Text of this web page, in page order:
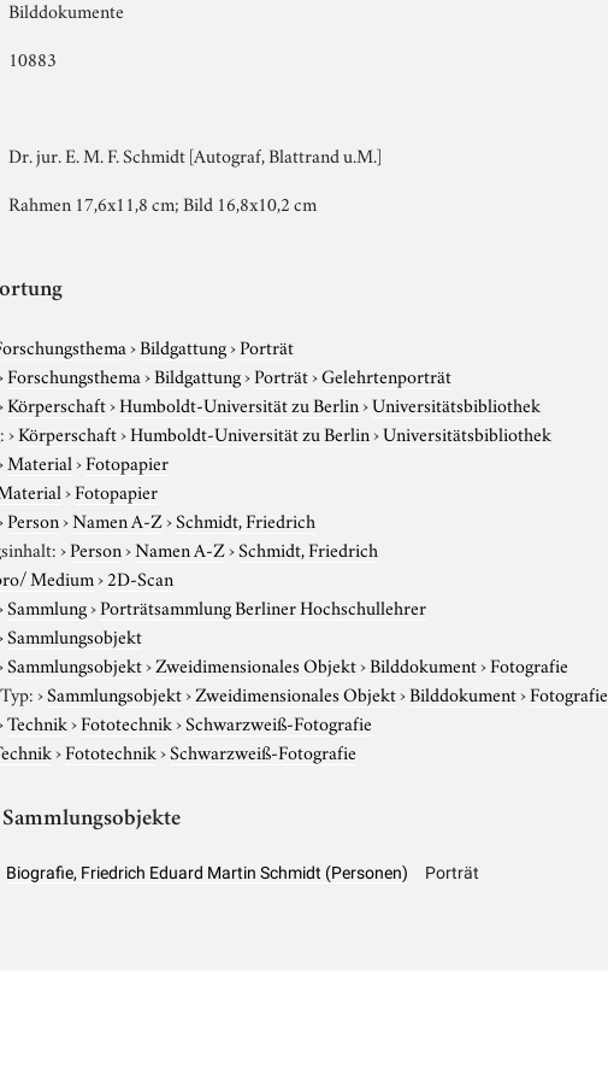
Bilddokumente
10883
Dr. jur. E. M. F. Schmidt [Autograf, Blattrand u.M.]
Rahmen 17,6x11,8 cm; Bild 16,8x10,2 cm
›Bildgattung›Porträt
Forschungsthema›Bildgattung›Porträt›Gelehrtenporträt
Körperschaft›Humboldt-Universität zu Berlin›Universitätsbibliothek
›Körperschaft›Humboldt-Universität zu Berlin›Universitätsbibliothek
Material›Fotopapier
›Fotopapier
Person›Namen A-Z›Schmidt, Friedrich
›Person›Namen A-Z›Schmidt, Friedrich
Medium›2D-Scan
Sammlung›Porträtsammlung Berliner Hochschullehrer
Sammlungsobjekt
Sammlungsobjekt›Zweidimensionales Objekt›Bilddokument›Fotografie
›Sammlungsobjekt›Zweidimensionales Objekt›Bilddokument›Fotografie
Technik›Fototechnik›Schwarzweiß-Fotografie
›Fototechnik›Schwarzweiß-Fotografie
Biografie, Friedrich Eduard Martin Schmidt (Personen) Porträt